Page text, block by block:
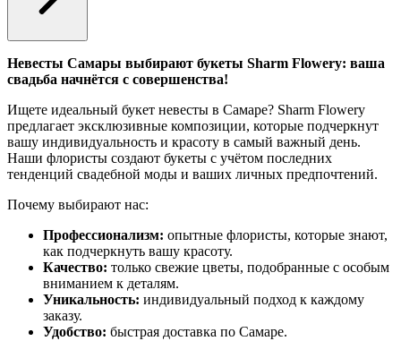
Невесты Самары выбирают букеты Sharm Flowery: ваша
свадьба начнётся с совершенства!
Ищете идеальный букет невесты в Самаре? Sharm Flowery
предлагает эксклюзивные композиции, которые подчеркнут
вашу индивидуальность и красоту в самый важный день.
Наши флористы создают букеты с учётом последних
тенденций свадебной моды и ваших личных предпочтений.
Почему выбирают нас:
Профессионализм: опытные флористы, которые знают,
как подчеркнуть вашу красоту.
Качество: только свежие цветы, подобранные с особым
вниманием к деталям.
Уникальность: индивидуальный подход к каждому
заказу.
Удобство: быстрая доставка по Самаре.